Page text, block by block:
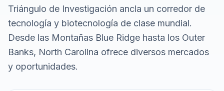
Triángulo de Investigación ancla un corredor de
tecnología y biotecnología de clase mundial.
Desde las Montañas Blue Ridge hasta los Outer
Banks, North Carolina ofrece diversos mercados
y oportunidades.